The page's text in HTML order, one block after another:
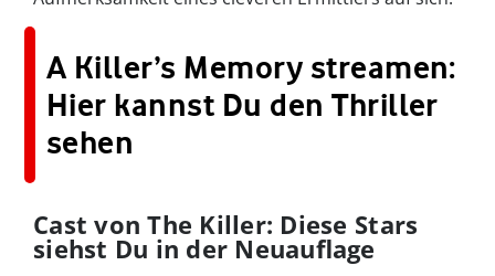
A Killer’s Memory streamen:
Hier kannst Du den Thriller
sehen
Cast von The Killer: Diese Stars
siehst Du in der Neuauflage